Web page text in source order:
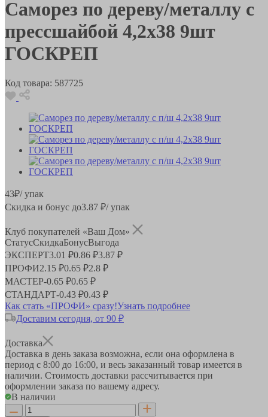
Саморез по дереву/металлу с
прессшайбой 4,2х38 9шт
ГОСКРЕП
Код товара: 587725
43₽/ упак
Скидка и бонус до3.87 ₽/ упак
Клуб покупателей «Ваш Дом»
СтатусСкидкаБонусВыгода
ЭКСПЕРТ3.01 ₽0.86 ₽3.87 ₽
ПРОФИ2.15 ₽0.65 ₽2.8 ₽
МАСТЕР-0.65 ₽0.65 ₽
СТАНДАРТ-0.43 ₽0.43 ₽
Как стать «ПРОФИ» сразу!Узнать подробнее
Доставим сегодня, от 90 ₽
Доставка
Доставка в день заказа возможна, если она оформлена в
период с 8:00 до 16:00, и весь заказанный товар имеется в
наличии. Стоимость доставки рассчитывается при
оформлении заказа по вашему адресу.
В наличии